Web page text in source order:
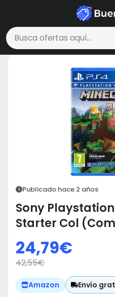
Buscar ofertas
Tecnología y Electrónica
Sony
Publicado hace 2 años
Sony
Starter Col
Does Not Apply
Videojuegos,
(Sony
24,79€
42,55€
Amazon Envío